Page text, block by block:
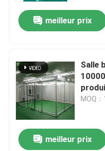
meilleur prix
Salle
MOQ
meilleur prix